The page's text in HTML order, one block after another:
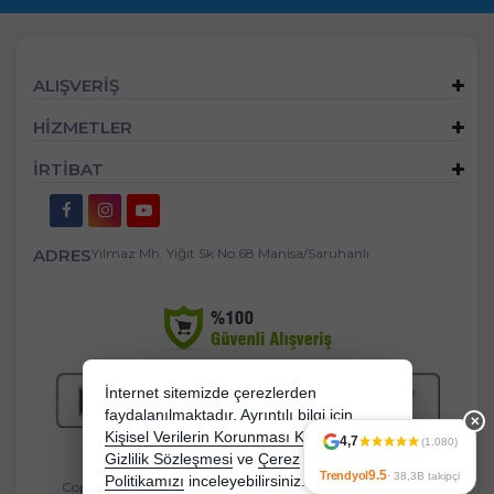
ALIŞVERİŞ
HİZMETLER
İRTİBAT
ADRESYılmaz Mh. Yiğit Sk No:68 Manisa/Saruhanlı
Copyright 2026 mandasgroup.com - Tüm hakları saklıdır.
4,7 (1.080)
Trendyol9.5· 38,3B takipçi
✕
İnternet sitemizde çerezlerden
faydalanılmaktadır. Ayrıntılı bilgi için
Kişisel Verilerin Korunması Kanununu,
Gizlilik Sözleşmesi ve Çerez
Politikamızı inceleyebilirsiniz.